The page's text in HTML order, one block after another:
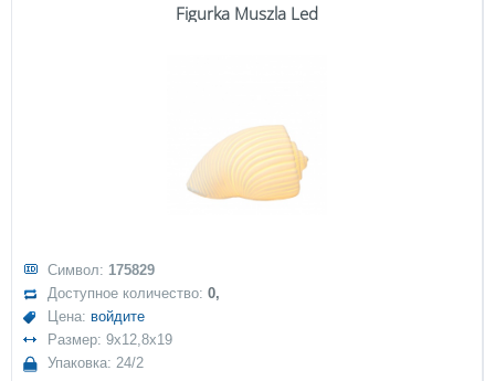
Figurka Muszla Led
Символ: 175829
Доступное количество:0,
Цена: войдите
Размер: 9x12,8x19
Упаковка: 24/2